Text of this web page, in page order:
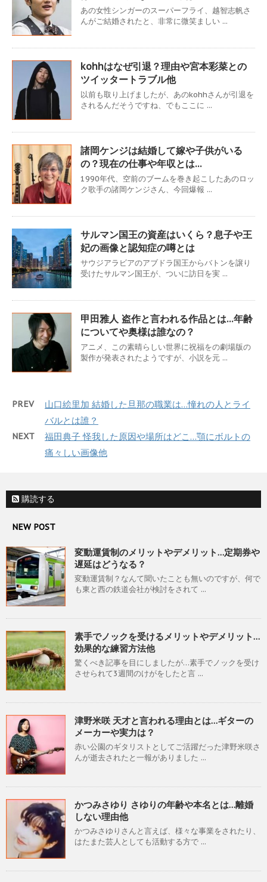
あの女性シンガーのスーパーフライ、越智志帆さ
んがご結婚されたと、非常に微笑ましい ...
kohhはなぜ引退？理由や宮本彩菜との
ツイッタートラブル他
以前も取り上げましたが、あのkohhさんが引退を
されるんだそうですね、でもここに ...
諸岡ケンジは結婚して嫁や子供がいる
の？現在の仕事や年収とは…
1990年代、空前のブームを巻き起こしたあのロッ
ク歌手の諸岡ケンジさん、今回爆報 ...
サルマン国王の資産はいくら？息子や王
妃の画像と認知症の噂とは
サウジアラビアのアブドラ国王からバトンを譲り
受けたサルマン国王が、ついに訪日を実 ...
甲田雅人 盗作と言われる作品とは…年齢
についてや奥様は誰なの？
アニメ、この素晴らしい世界に祝福をの劇場版の
製作が発表されたようですが、小説を元 ...
PREV
山口絵里加 結婚した旦那の職業は…憧れの人とライ
バルとは誰？
NEXT
福田典子 怪我した原因や場所はどこ…顎にボルトの
痛々しい画像他
購読する
NEW POST
変動運賃制のメリットやデメリット…定期券や
遅延はどうなる？
変動運賃制？なんて聞いたことも無いのですが、何で
も東と西の鉄道会社が検討をされて ...
素手でノックを受けるメリットやデメリット…
効果的な練習方法他
驚くべき記事を目にしましたが…素手でノックを受け
させられて3週間のけがをしたと言 ...
津野米咲 天才と言われる理由とは…ギターの
メーカーや実力は？
赤い公園のギタリストとしてご活躍だった津野米咲さ
んが逝去されたと一報がありました ...
かつみさゆり さゆりの年齢や本名とは…離婚
しない理由他
かつみさゆりさんと言えば、様々な事業をされたり、
はたまた芸人としても活動する方で ...